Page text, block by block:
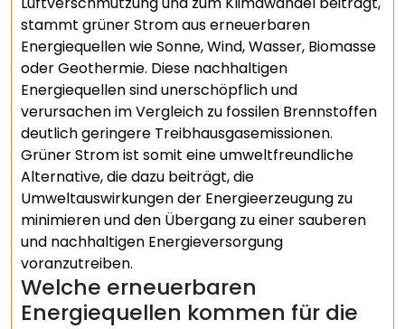
stammt grüner Strom aus erneuerbaren
Energiequellen wie Sonne, Wind, Wasser, Biomasse
oder Geothermie. Diese nachhaltigen
Energiequellen sind unerschöpflich und
verursachen im Vergleich zu fossilen Brennstoffen
deutlich geringere Treibhausgasemissionen.
Grüner Strom ist somit eine umweltfreundliche
Alternative, die dazu beiträgt, die
Umweltauswirkungen der Energieerzeugung zu
minimieren und den Übergang zu einer sauberen
und nachhaltigen Energieversorgung
voranzutreiben.
Welche erneuerbaren
Energiequellen kommen für die